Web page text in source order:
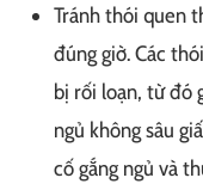
Tránh thói quen
đúng giờ. Các
bị rối loạn, từ đó
ngủ không sâu
cố gắng ngủ và